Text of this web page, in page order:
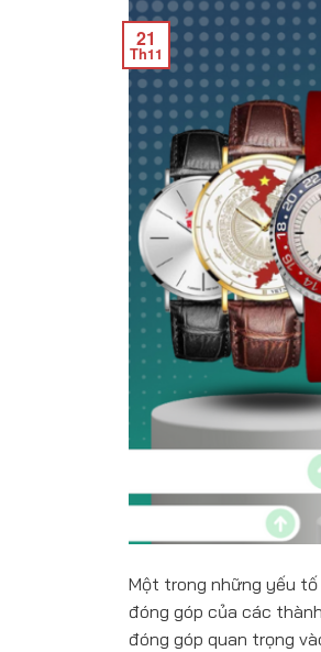
21
Th11
Một trong những yếu
đóng góp của các
đóng góp quan trọng